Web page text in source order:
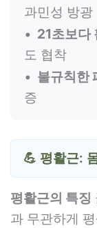
과민성 방광
21초보다
도 협착
불규칙한
증
💪 평활근:
평활근의 특징
과 무관하게